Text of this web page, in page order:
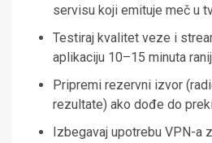
servisu koji emituje meč u
Testiraj kvalitet veze i
aplikaciju 10–15 minuta
Pripremi rezervni izvor
rezultate) ako dođe do
Izbegavaj upotrebu VPN-a